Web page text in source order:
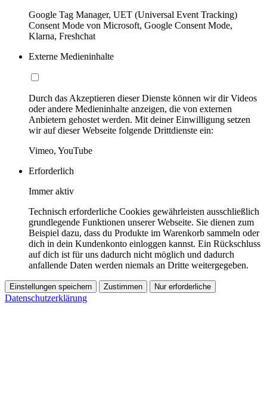
Google Tag Manager, UET (Universal Event Tracking)
Consent Mode von Microsoft, Google Consent Mode,
Klarna, Freshchat
Externe Medieninhalte
Durch das Akzeptieren dieser Dienste können wir dir Videos
oder andere Medieninhalte anzeigen, die von externen
Anbietern gehostet werden. Mit deiner Einwilligung setzen
wir auf dieser Webseite folgende Drittdienste ein:
Vimeo, YouTube
Erforderlich
Immer aktiv
Technisch erforderliche Cookies gewährleisten ausschließlich
grundlegende Funktionen unserer Webseite. Sie dienen zum
Beispiel dazu, dass du Produkte im Warenkorb sammeln oder
dich in dein Kundenkonto einloggen kannst. Ein Rückschluss
auf dich ist für uns dadurch nicht möglich und dadurch
anfallende Daten werden niemals an Dritte weitergegeben.
Einstellungen speichern Zustimmen Nur erforderliche
Datenschutzerklärung